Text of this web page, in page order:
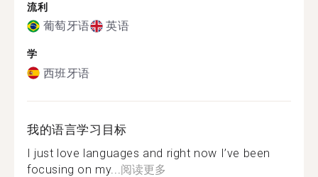
流利
葡萄牙语 英语
学
西班牙语
我的语言学习目标
I just love languages and right now I’ve been
focusing on my... 阅读更多